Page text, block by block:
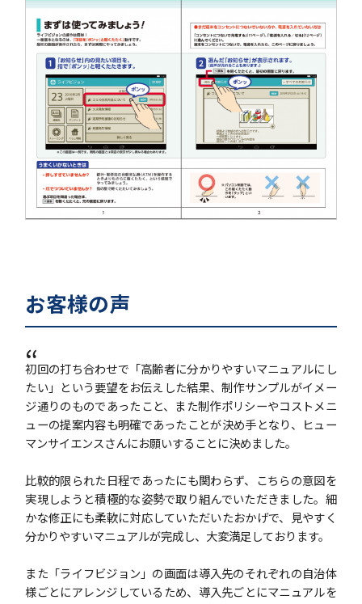
お客様の声
“
初回の打ち合わせで「高齢者に分かりやすいマニュアルにし
たい」という要望をお伝えした結果、制作サンプルがイメー
ジ通りのものであったこと、また制作ポリシーやコストメニ
ューの提案内容も明確であったことが決め手となり、ヒュー
マンサイエンスさんにお願いすることに決めました。
比較的限られた日程であったにも関わらず、こちらの意図を
実現しようと積極的な姿勢で取り組んでいただきました。細
かな修正にも柔軟に対応していただいたおかげで、見やすく
分かりやすいマニュアルが完成し、大変満足しております。
また「ライフビジョン」の画面は導入先のそれぞれの自治体
様ごとにアレンジしているため、導入先ごとにマニュアルを